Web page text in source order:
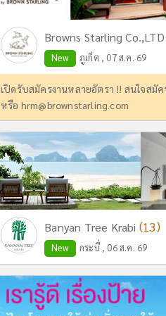
Browns Starling
New ภูเก็ต , 07 ส.ค. 69
เปิดรับสมัครงานหลายอัตรา !! สนใจสมั
หรือ hrm@brownstarling.com
Banyan Tree Krabi (13)
New กระบี่ , 06 ส.ค. 69